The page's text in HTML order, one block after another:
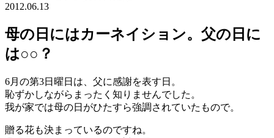
2012.06.13
母の日にはカーネイション。父の日に
は○○？
6月の第3日曜日は、父に感謝を表す日。
恥ずかしながらまったく知りませんでした。
我が家では母の日がひたすら強調されていたもので。
贈る花も決まっているのですね。